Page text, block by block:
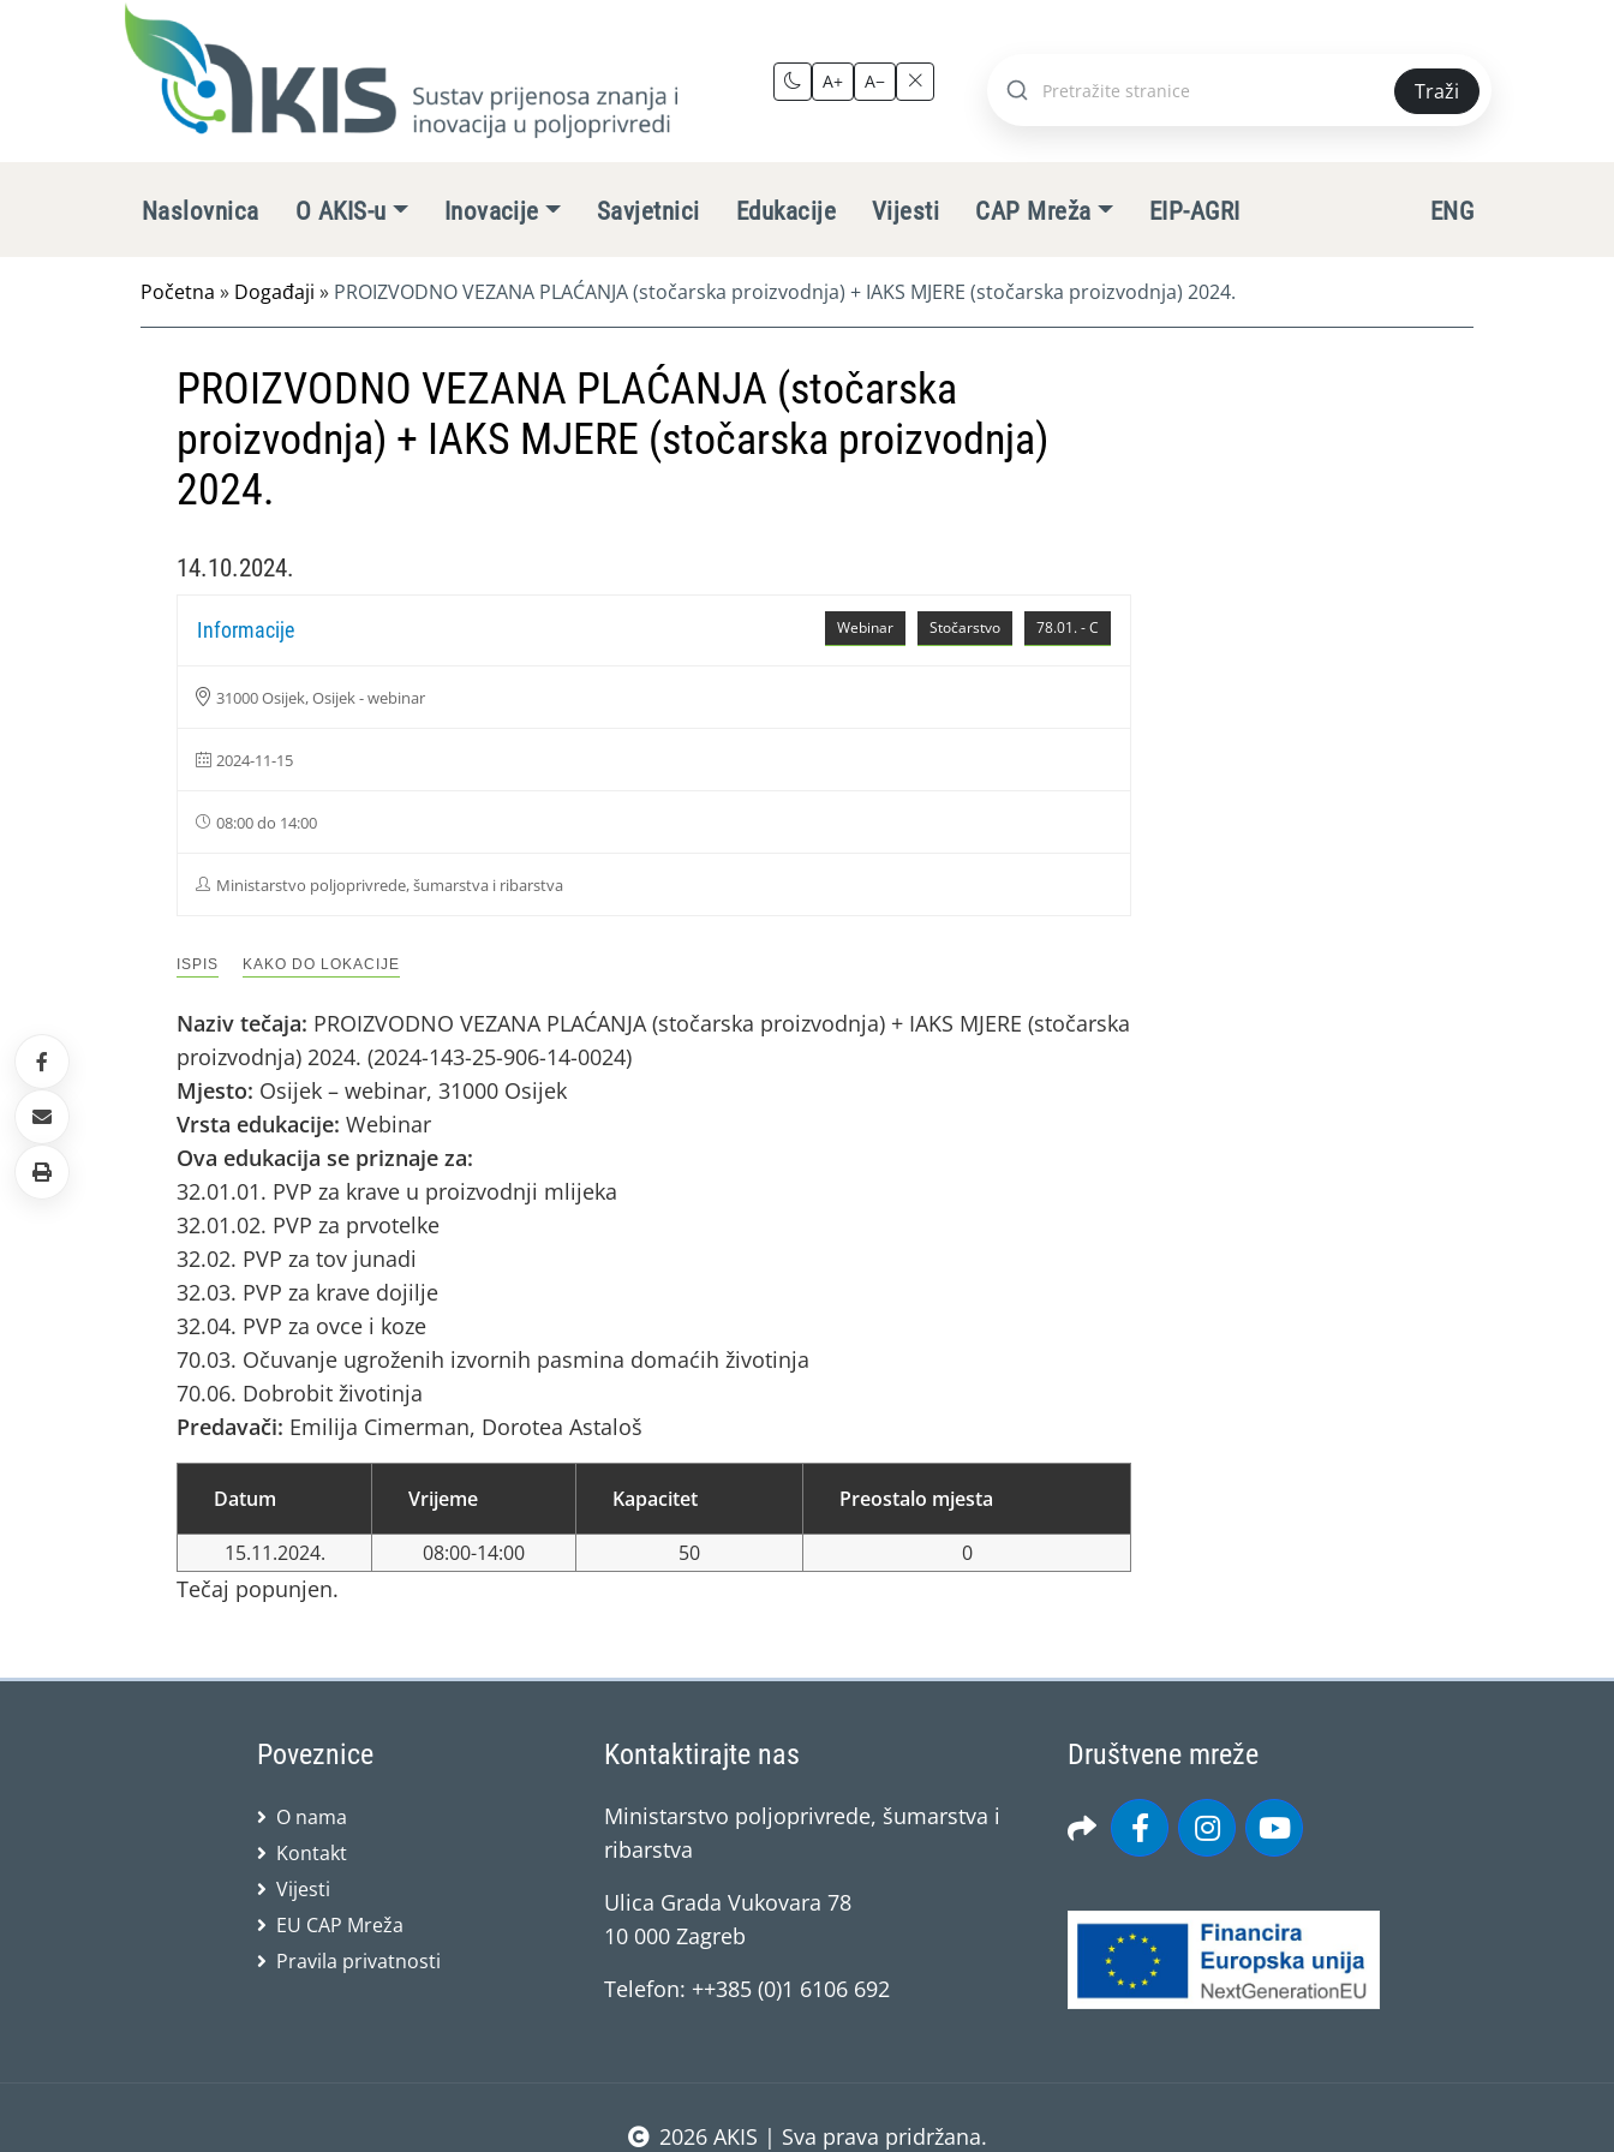
A+ A−
Pretraži
Traži
Naslovnica O AKIS-u Inovacije Savjetnici Edukacije Vijesti CAP Mreža EIP-AGRI ENG
Početna » Događaji » PROIZVODNO VEZANA PLAĆANJA (stočarska proizvodnja) + IAKS MJERE (stočarska proizvodnja) 2024.
PROIZVODNO VEZANA PLAĆANJA (stočarska
proizvodnja) + IAKS MJERE (stočarska proizvodnja)
2024.
14.10.2024.
78.01. - C
Stočarstvo
Webinar
Informacije
31000 Osijek, Osijek - webinar
2024-11-15
08:00 do 14:00
Ministarstvo poljoprivrede, šumarstva i ribarstva
ISPIS KAKO DO LOKACIJE
Naziv tečaja: PROIZVODNO VEZANA PLAĆANJA (stočarska proizvodnja) + IAKS MJERE (stočarska
proizvodnja) 2024. (2024-143-25-906-14-0024)
Mjesto: Osijek – webinar, 31000 Osijek
Vrsta edukacije: Webinar
Ova edukacija se priznaje za:
32.01.01. PVP za krave u proizvodnji mlijeka
32.01.02. PVP za prvotelke
32.02. PVP za tov junadi
32.03. PVP za krave dojilje
32.04. PVP za ovce i koze
70.03. Očuvanje ugroženih izvornih pasmina domaćih životinja
70.06. Dobrobit životinja
Predavači: Emilija Cimerman, Dorotea Astaloš
Datum Vrijeme Kapacitet Preostalo mjesta
15.11.2024. 08:00-14:00 50 0
Tečaj popunjen.
Poveznice
O nama
Kontakt
Vijesti
EU CAP Mreža
Pravila privatnosti
Kontaktirajte nas
Ministarstvo poljoprivrede, šumarstva i
ribarstva
Ulica Grada Vukovara 78
10 000 Zagreb
Telefon: ++385 (0)1 6106 692
Društvene mreže
2026 AKIS | Sva prava pridržana.